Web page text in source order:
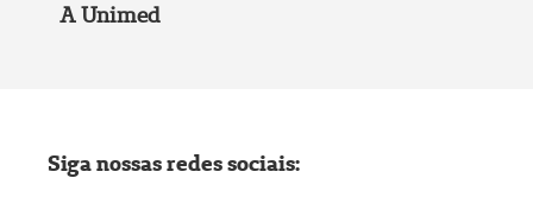
A Unimed
Siga nossas redes sociais: